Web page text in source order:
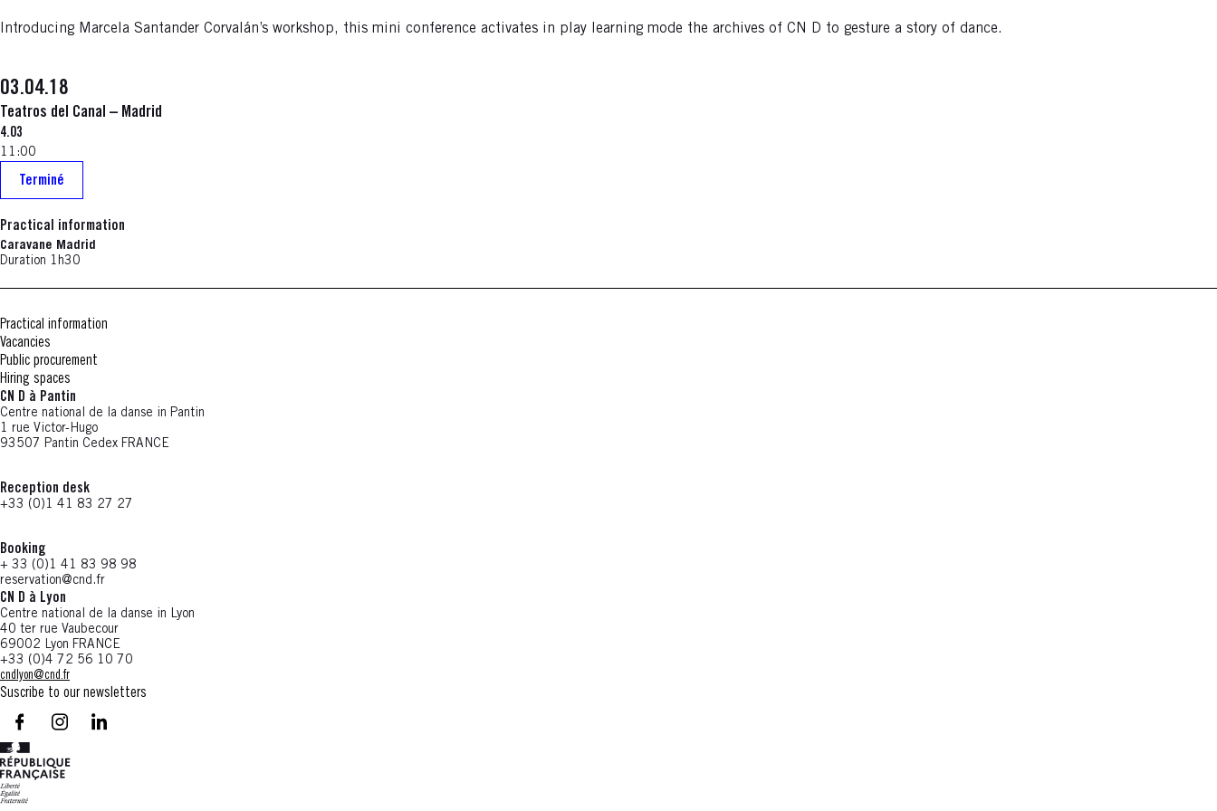
Introducing Marcela Santander Corvalán’s workshop, this mini conference activates in play learning mode the archives of CN D to gesture a story of dance.
03.04.18
Teatros del Canal – Madrid
4.03
11:00
Terminé
Practical information
Caravane Madrid
Duration 1h30
Practical information
Vacancies
Public procurement
Hiring spaces
CN D à Pantin
Centre national de la danse in Pantin
1 rue Victor-Hugo
93507 Pantin Cedex FRANCE
Reception desk
+33 (0)1 41 83 27 27
Booking
+ 33 (0)1 41 83 98 98
reservation@cnd.fr
CN D à Lyon
Centre national de la danse in Lyon
40 ter rue Vaubecour
69002 Lyon FRANCE
+33 (0)4 72 56 10 70
cndlyon@cnd.fr
Suscribe to our newsletters
facebook - CN D - Nouvelle fenêtre
instagram - CN D - Nouvelle fenêtre
LinkedIn - CN D - Nouvelle fenêtre